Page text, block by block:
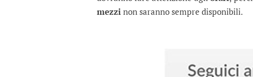
mezzinon saranno sempre disponibili.